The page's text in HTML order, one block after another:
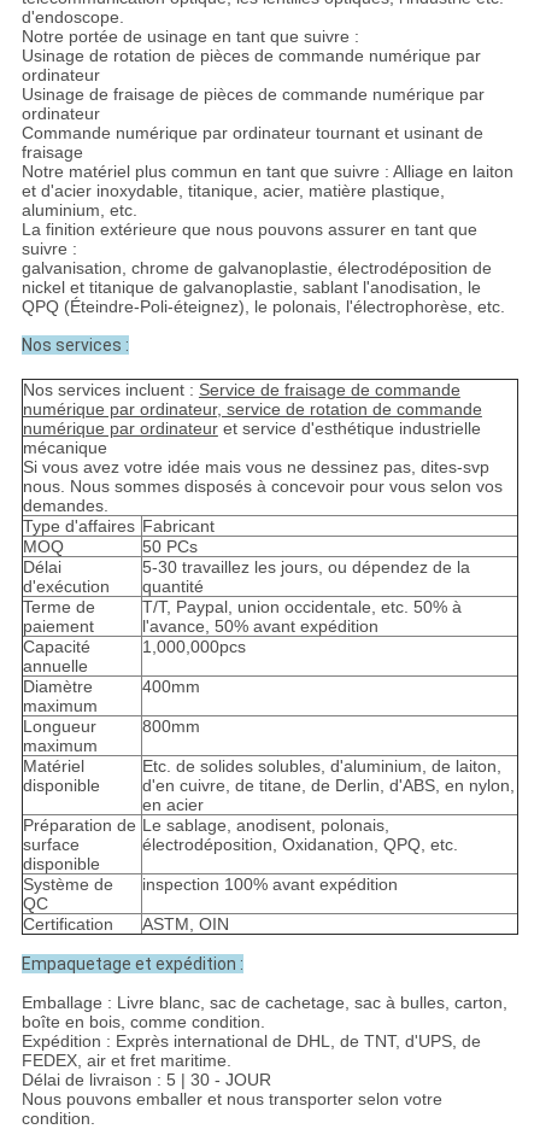
d'endoscope.
Notre portée de usinage en tant que suivre :
Usinage de rotation de pièces de commande numérique par
ordinateur
Usinage de fraisage de pièces de commande numérique par
ordinateur
Commande numérique par ordinateur tournant et usinant de
fraisage
Notre matériel plus commun en tant que suivre : Alliage en laiton
et d'acier inoxydable, titanique, acier, matière plastique,
aluminium, etc.
La finition extérieure que nous pouvons assurer en tant que
suivre :
galvanisation, chrome de galvanoplastie, électrodéposition de
nickel et titanique de galvanoplastie, sablant l'anodisation, le
QPQ (Éteindre-Poli-éteignez), le polonais, l'électrophorèse, etc.
Nos services :
Nos services incluent : Service de fraisage de commande
numérique par ordinateur, service de rotation de commande
numérique par ordinateuret service d'esthétique industrielle
mécanique
Si vous avez votre idée mais vous ne dessinez pas, dites-svp
nous. Nous sommes disposés à concevoir pour vous selon vos
demandes.
Type d'affaires Fabricant
MOQ
50 PCs
Délai
d'exécution
5-30 travaillez les jours, ou dépendez de la
quantité
Terme de
paiement
T/T, Paypal, union occidentale, etc. 50% à
l'avance, 50% avant expédition
Capacité
annuelle
1,000,000pcs
Diamètre
maximum
400mm
Longueur
maximum
800mm
Matériel
disponible
Etc. de solides solubles, d'aluminium, de laiton,
d'en cuivre, de titane, de Derlin, d'ABS, en nylon,
en acier
Préparation de
surface
disponible
Le sablage, anodisent, polonais,
électrodéposition, Oxidanation, QPQ, etc.
Système de
QC
inspection 100% avant expédition
Certification ASTM, OIN
Empaquetage et expédition :
Emballage : Livre blanc, sac de cachetage, sac à bulles, carton,
boîte en bois, comme condition.
Expédition : Exprès international de DHL, de TNT, d'UPS, de
FEDEX, air et fret maritime.
Délai de livraison : 5 | 30 - JOUR
Nous pouvons emballer et nous transporter selon votre
condition.